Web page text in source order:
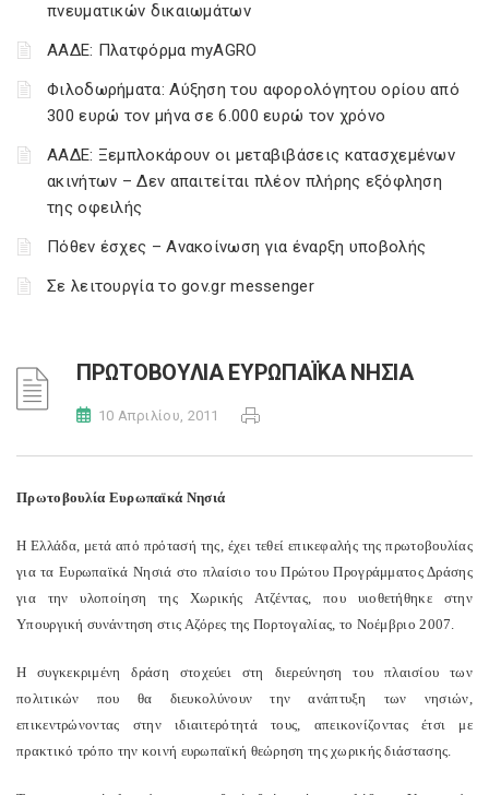
πνευματικών δικαιωμάτων
ΑΑΔΕ: Πλατφόρμα myAGRO
Φιλοδωρήματα: Αύξηση του αφορολόγητου ορίου από
300 ευρώ τον μήνα σε 6.000 ευρώ τον χρόνο
ΑΑΔΕ: Ξεμπλοκάρουν οι μεταβιβάσεις κατασχεμένων
ακινήτων – Δεν απαιτείται πλέον πλήρης εξόφληση
της οφειλής
Πόθεν έσχες – Ανακοίνωση για έναρξη υποβολής
Σε λειτουργία το gov.gr messenger
ΠΡΩΤΟΒΟΥΛΙΑ ΕΥΡΩΠΑΪΚΑ ΝΗΣΙΑ
10 Απριλίου, 2011
Πρωτοβουλία Ευρωπαϊκά Νησιά
Η Ελλάδα, μετά από πρότασή της, έχει τεθεί επικεφαλής της πρωτοβουλίας
για τα Ευρωπαϊκά Νησιά στο πλαίσιο του Πρώτου Προγράμματος Δράσης
για την υλοποίηση της Χωρικής Ατζέντας, που υιοθετήθηκε στην
Υπουργική συνάντηση στις Αζόρες της Πορτογαλίας, το Νοέμβριο 2007.
Η συγκεκριμένη δράση στοχεύει στη διερεύνηση του πλαισίου των
πολιτικών που θα διευκολύνουν την ανάπτυξη των νησιών,
επικεντρώνοντας στην ιδιαιτερότητά τους, απεικονίζοντας έτσι με
πρακτικό τρόπο την κοινή ευρωπαϊκή θεώρηση της χωρικής διάστασης.